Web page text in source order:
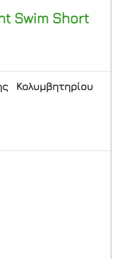
Swim Short
Κολυμβητηρίου